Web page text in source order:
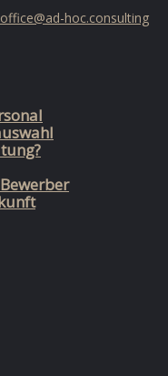
office@ad-hoc.consulting